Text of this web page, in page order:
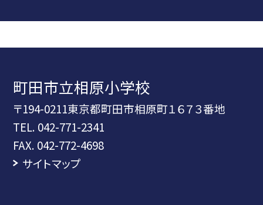
町田市立相原小学校
〒194-0211東京都町田市相原町１６７３番地
TEL. 042-771-2341
FAX. 042-772-4698
サイトマップ